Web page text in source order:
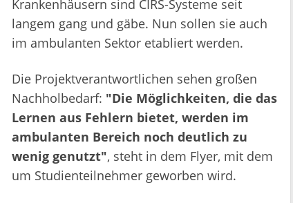
Krankenhäusern sind CIRS-Systeme seit
langem gang und gäbe. Nun sollen sie auch
im ambulanten Sektor etabliert werden.
Die Projektverantwortlichen sehen großen
Nachholbedarf: "Die Möglichkeiten, die das
Lernen aus Fehlern bietet, werden im
ambulanten Bereich noch deutlich zu
wenig genutzt", steht in dem Flyer, mit dem
um Studienteilnehmer geworben wird.